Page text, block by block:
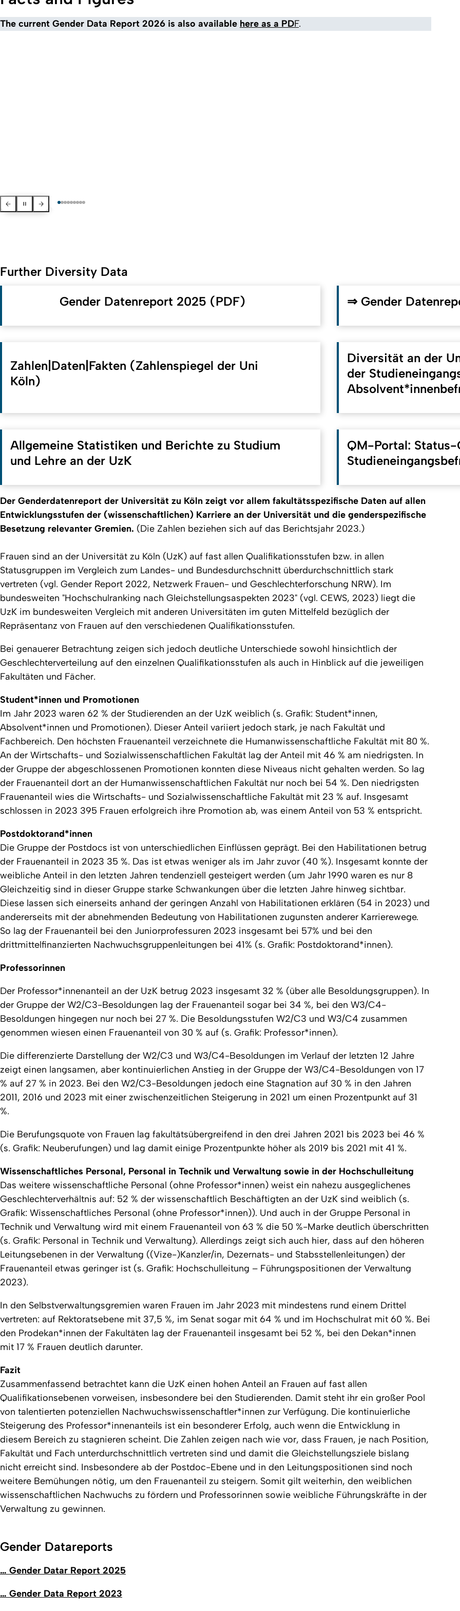
The current Gender Data Report 2026 is also available here as a PDF.
Previous
PauseNext
Further Diversity Data
Gender Datenreport 2025 (PDF)
⇒ Gender
Zahlen|Daten|Fakten (Zahlenspiegel der Uni
Köln)
Diversität an der
der
Allgemeine Statistiken und Berichte zu Studium
und Lehre an der UzK
QM-Portal: Status-
Der Genderdatenreport der Universität zu Köln zeigt vor allem fakultätsspezifische Daten auf allen
Entwicklungsstufen der (wissenschaftlichen) Karriere an der Universität und die genderspezifische
Besetzung relevanter Gremien. (Die Zahlen beziehen sich auf das Berichtsjahr 2023.)
Frauen sind an der Universität zu Köln (UzK) auf fast allen Qualifikationsstufen bzw. in allen
Statusgruppen im Vergleich zum Landes- und Bundesdurchschnitt überdurchschnittlich stark
vertreten (vgl. Gender Report 2022, Netzwerk Frauen- und Geschlechterforschung NRW). Im
bundesweiten "Hochschulranking nach Gleichstellungsaspekten 2023" (vgl. CEWS, 2023) liegt die
UzK im bundesweiten Vergleich mit anderen Universitäten im guten Mittelfeld bezüglich der
Repräsentanz von Frauen auf den verschiedenen Qualifikationsstufen.
Bei genauerer Betrachtung zeigen sich jedoch deutliche Unterschiede sowohl hinsichtlich der
Geschlechterverteilung auf den einzelnen Qualifikationsstufen als auch in Hinblick auf die jeweiligen
Fakultäten und Fächer.
Student*innen und Promotionen
Im Jahr 2023 waren 62 % der Studierenden an der UzK weiblich (s. Grafik: Student*innen,
Absolvent*innen und Promotionen). Dieser Anteil variiert jedoch stark, je nach Fakultät und
Fachbereich. Den höchsten Frauenanteil verzeichnete die Humanwissenschaftliche Fakultät mit 80 %.
An der Wirtschafts- und Sozialwissenschaftlichen Fakultät lag der Anteil mit 46 % am niedrigsten. In
der Gruppe der abgeschlossenen Promotionen konnten diese Niveaus nicht gehalten werden. So lag
der Frauenanteil dort an der Humanwissenschaftlichen Fakultät nur noch bei 54 %. Den niedrigsten
Frauenanteil wies die Wirtschafts- und Sozialwissenschaftliche Fakultät mit 23 % auf. Insgesamt
schlossen in 2023 395 Frauen erfolgreich ihre Promotion ab, was einem Anteil von 53 % entspricht.
Postdoktorand*innen
Die Gruppe der Postdocs ist von unterschiedlichen Einflüssen geprägt. Bei den Habilitationen betrug
der Frauenanteil in 2023 35 %. Das ist etwas weniger als im Jahr zuvor (40 %). Insgesamt konnte der
weibliche Anteil in den letzten Jahren tendenziell gesteigert werden (um Jahr 1990 waren es nur 8
Gleichzeitig sind in dieser Gruppe starke Schwankungen über die letzten Jahre hinweg sichtbar.
Diese lassen sich einerseits anhand der geringen Anzahl von Habilitationen erklären (54 in 2023) und
andererseits mit der abnehmenden Bedeutung von Habilitationen zugunsten anderer Karrierewege.
So lag der Frauenanteil bei den Juniorprofessuren 2023 insgesamt bei 57% und bei den
drittmittelfinanzierten Nachwuchsgruppenleitungen bei 41% (s. Grafik: Postdoktorand*innen).
Professorinnen
Der Professor*innenanteil an der UzK betrug 2023 insgesamt 32 % (über alle Besoldungsgruppen). In
der Gruppe der W2/C3-Besoldungen lag der Frauenanteil sogar bei 34 %, bei den W3/C4-
Besoldungen hingegen nur noch bei 27 %. Die Besoldungsstufen W2/C3 und W3/C4 zusammen
genommen wiesen einen Frauenanteil von 30 % auf (s. Grafik: Professor*innen).
Die differenzierte Darstellung der W2/C3 und W3/C4-Besoldungen im Verlauf der letzten 12 Jahre
zeigt einen langsamen, aber kontinuierlichen Anstieg in der Gruppe der W3/C4-Besoldungen von 17
% auf 27 % in 2023. Bei den W2/C3-Besoldungen jedoch eine Stagnation auf 30 % in den Jahren
2011, 2016 und 2023 mit einer zwischenzeitlichen Steigerung in 2021 um einen Prozentpunkt auf 31
%.
Die Berufungsquote von Frauen lag fakultätsübergreifend in den drei Jahren 2021 bis 2023 bei 46 %
(s. Grafik: Neuberufungen) und lag damit einige Prozentpunkte höher als 2019 bis 2021 mit 41 %.
Wissenschaftliches Personal, Personal in Technik und Verwaltung sowie in der Hochschulleitung
Das weitere wissenschaftliche Personal (ohne Professor*innen) weist ein nahezu ausgeglichenes
Geschlechterverhältnis auf: 52 % der wissenschaftlich Beschäftigten an der UzK sind weiblich (s.
Grafik: Wissenschaftliches Personal (ohne Professor*innen)). Und auch in der Gruppe Personal in
Technik und Verwaltung wird mit einem Frauenanteil von 63 % die 50 %-Marke deutlich überschritten
(s. Grafik: Personal in Technik und Verwaltung). Allerdings zeigt sich auch hier, dass auf den höheren
Leitungsebenen in der Verwaltung ((Vize-)Kanzler/in, Dezernats- und Stabsstellenleitungen) der
Frauenanteil etwas geringer ist (s. Grafik: Hochschulleitung – Führungspositionen der Verwaltung
2023).
In den Selbstverwaltungsgremien waren Frauen im Jahr 2023 mit mindestens rund einem Drittel
vertreten: auf Rektoratsebene mit 37,5 %, im Senat sogar mit 64 % und im Hochschulrat mit 60 %. Bei
den Prodekan*innen der Fakultäten lag der Frauenanteil insgesamt bei 52 %, bei den Dekan*innen
mit 17 % Frauen deutlich darunter.
Fazit
Zusammenfassend betrachtet kann die UzK einen hohen Anteil an Frauen auf fast allen
Qualifikationsebenen vorweisen, insbesondere bei den Studierenden. Damit steht ihr ein großer Pool
von talentierten potenziellen Nachwuchswissenschaftler*innen zur Verfügung. Die kontinuierliche
Steigerung des Professor*innenanteils ist ein besonderer Erfolg, auch wenn die Entwicklung in
diesem Bereich zu stagnieren scheint. Die Zahlen zeigen nach wie vor, dass Frauen, je nach Position,
Fakultät und Fach unterdurchschnittlich vertreten sind und damit die Gleichstellungsziele bislang
nicht erreicht sind. Insbesondere ab der Postdoc-Ebene und in den Leitungspositionen sind noch
weitere Bemühungen nötig, um den Frauenanteil zu steigern. Somit gilt weiterhin, den weiblichen
wissenschaftlichen Nachwuchs zu fördern und Professorinnen sowie weibliche Führungskräfte in der
Verwaltung zu gewinnen.
Gender Datareports
… Gender Datar Report 2025
… Gender Data Report 2023